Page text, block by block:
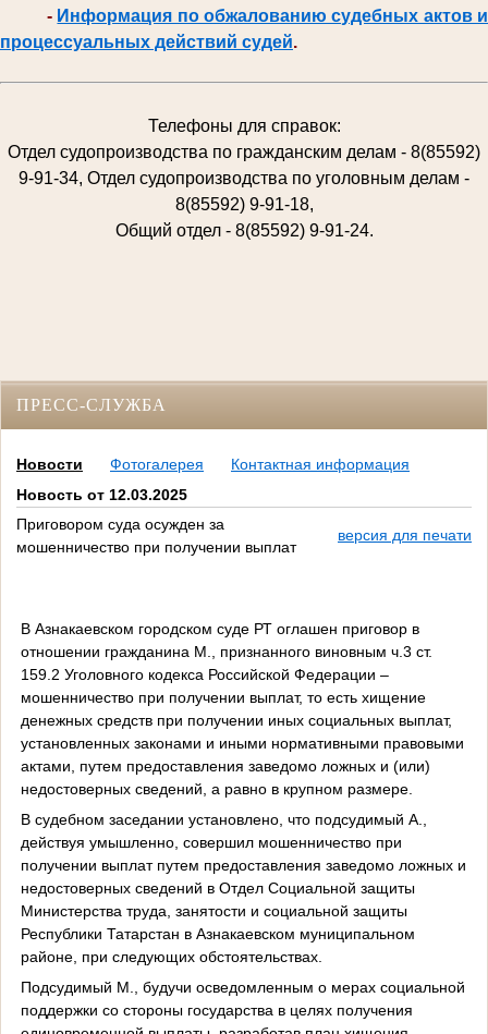
- Информация по обжалованию судебных актов и
процессуальных действий судей.
Телефоны для справок:
Отдел судопроизводства по гражданским делам - 8(85592)
9-91-34, Отдел судопроизводства по уголовным делам -
8(85592) 9-91-18,
Общий отдел - 8(85592) 9-91-24.
ПРЕСС-СЛУЖБА
Новости Фотогалерея
Контактная информация
Новость от 12.03.2025
Приговором суда осужден за
мошенничество при получении выплат
версия для печати
В Азнакаевском городском суде РТ оглашен приговор в
отношении гражданина М., признанного виновным ч.3 ст.
159.2 Уголовного кодекса Российской Федерации –
мошенничество при получении выплат, то есть хищение
денежных средств при получении иных социальных выплат,
установленных законами и иными нормативными правовыми
актами, путем предоставления заведомо ложных и (или)
недостоверных сведений, а равно в крупном размере.
В судебном заседании установлено, что подсудимый А.,
действуя умышленно, совершил мошенничество при
получении выплат путем предоставления заведомо ложных и
недостоверных сведений в Отдел Социальной защиты
Министерства труда, занятости и социальной защиты
Республики Татарстан в Азнакаевском муниципальном
районе, при следующих обстоятельствах.
Подсудимый М., будучи осведомленным о мерах социальной
поддержки со стороны государства в целях получения